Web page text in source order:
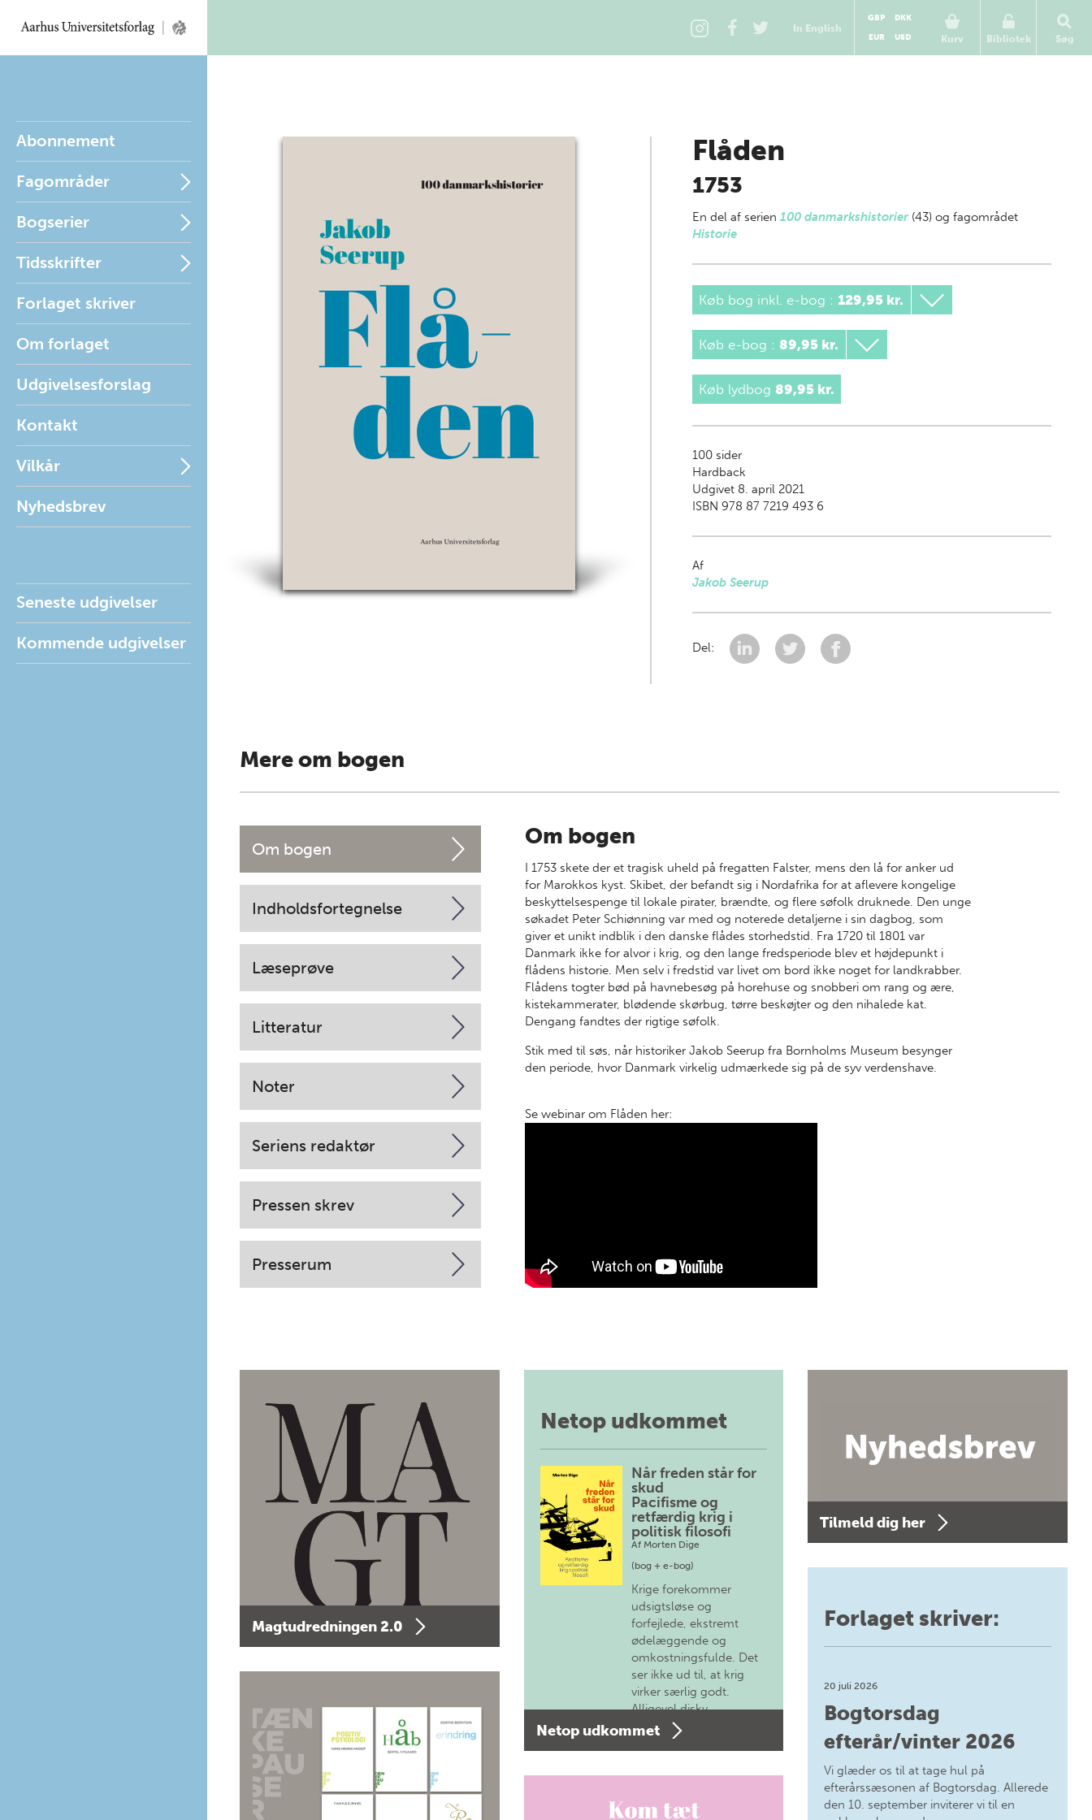
In English
Kurv
GBP
DKK
EUR
USD Bibliotek Søg
Abonnement
Fagområder
Bogserier
Tidsskrifter
Forlaget skriver
Om forlaget
Udgivelsesforslag
Kontakt
Vilkår
Nyhedsbrev
Seneste udgivelser
Kommende udgivelser
Flåden
1753
En del af serien 100 danmarkshistorier (43) og fagområdet
Historie
Køb bog inkl. e-bog : 129,95 kr.
Køb e-bog : 89,95 kr.
Køb lydbog 89,95 kr.
100sider
Hardback
Udgivet 8. april 2021
ISBN 978 87 7219 493 6
Af
Jakob Seerup
Del:
Mere om bogen
Om bogen
Indholdsfortegnelse
Læseprøve
Litteratur
Noter
Seriens redaktør
Pressen skrev
Presserum
Om bogen
I 1753 skete der et tragisk uheld på fregatten Falster, mens den lå for anker ud
for Marokkos kyst. Skibet, der befandt sig i Nordafrika for at aflevere kongelige
beskyttelsespenge til lokale pirater, brændte, og flere søfolk druknede. Den unge
søkadet Peter Schiønning var med og noterede detaljerne i sin dagbog, som
giver et unikt indblik i den danske flådes storhedstid. Fra 1720 til 1801 var
Danmark ikke for alvor i krig, og den lange fredsperiode blev et højdepunkt i
flådens historie. Men selv i fredstid var livet om bord ikke noget for landkrabber.
Flådens togter bød på havnebesøg på horehuse og snobberi om rang og ære,
kistekammerater, blødende skørbug, tørre beskøjter og den nihalede kat.
Dengang fandtes der rigtige søfolk.
Stik med til søs, når historiker Jakob Seerup fra Bornholms Museum besynger
den periode, hvor Danmark virkelig udmærkede sig på de syv verdenshave.
Se webinar om Flåden her:
Magtudredningen 2.0
Netop udkommet
Når freden står for
skud
Pacifisme og
retfærdig krig i
politisk filosofi
Af Morten Dige
(bog + e-bog)
Krige forekommer
udsigtsløse og
forfejlede, ekstremt
ødelæggende og
omkostningsfulde. Det
ser ikke ud til, at krig
virker særlig godt.
Alligevel diskv…
Netop udkommet
Tilmeld dig her
Forlaget skriver:
20 juli 2026
Bogtorsdag
efterår/vinter 2026
Vi glæder os til at tage hul på
efterårssæsonen af Bogtorsdag. Allerede
den 10. september inviterer vi til en